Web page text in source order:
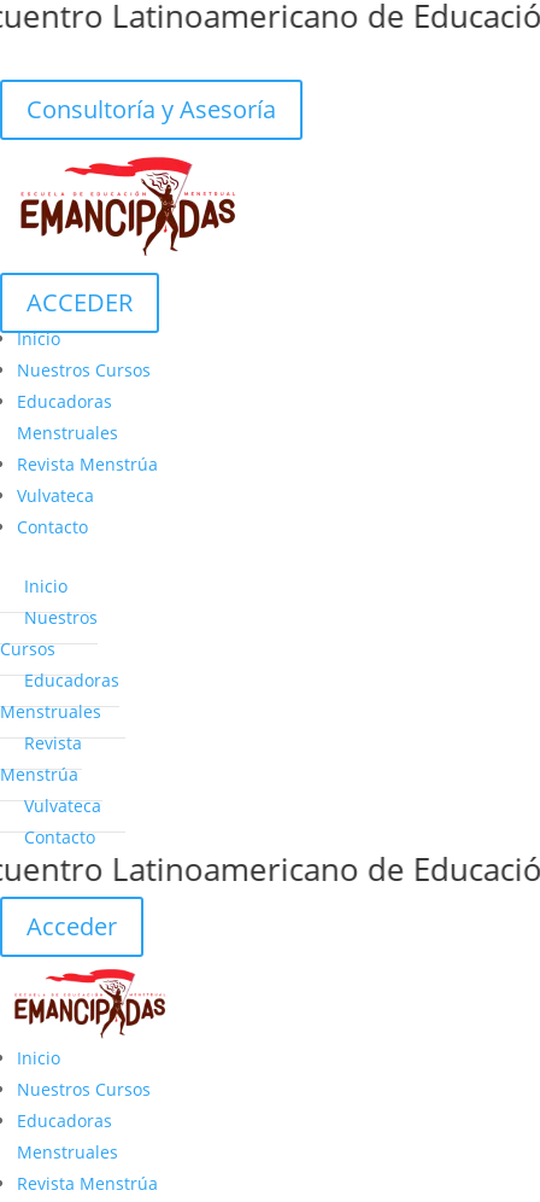
Latinoamericano de
Consultoría y Asesoría
ACCEDER
Inicio
Nuestros Cursos
Educadoras
Menstruales
Revista Menstrúa
Vulvateca
Contacto
Inicio
Nuestros
Cursos
Educadoras
Menstruales
Revista
Menstrúa
Vulvateca
Contacto
Latinoamericano de
Acceder
Inicio
Nuestros Cursos
Educadoras
Menstruales
Revista Menstrúa